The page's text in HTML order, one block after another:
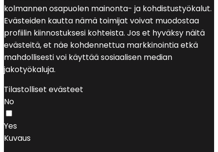
kolmannen osapuolen mainonta- ja kohdistustyökalut.
Evästeiden kautta nämä toimijat voivat muodostaa
profiilin kiinnostuksesi kohteista. Jos et hyväksy näitä
evästeitä, et näe kohdennettua markkinointia etkä
mahdollisesti voi käyttää sosiaalisen median
jakotyökaluja.
Tilastolliset evästeet
No
Yes
Kuvaus